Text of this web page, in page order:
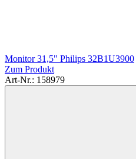
Monitor 31,5" Philips 32B1U3900
Zum Produkt
Art-Nr.: 158979